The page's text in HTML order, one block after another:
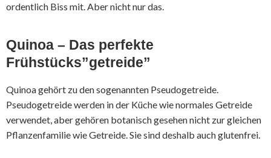
ordentlich Biss mit. Aber nicht nur das.
Quinoa – Das perfekte
Frühstücks”getreide”
Quinoa gehört zu den sogenannten Pseudogetreide.
Pseudogetreide werden in der Küche wie normales Getreide
verwendet, aber gehören botanisch gesehen nicht zur gleichen
Pflanzenfamilie wie Getreide. Sie sind deshalb auch glutenfrei.